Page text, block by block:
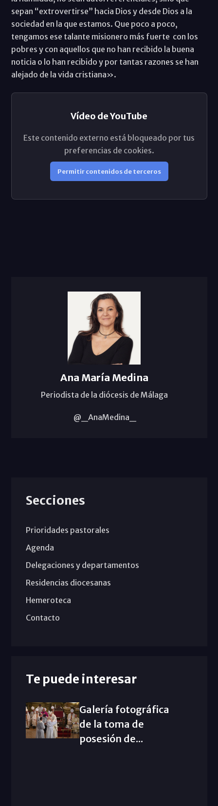
sepan “extrovertirse” hacia Dios y desde Dios a la
sociedad en la que estamos. Que poco a poco,
tengamos ese talante misionero más fuerte con los
pobres y con aquellos que no han recibido la buena
noticia o lo han recibido y por tantas razones se han
alejado de la vida cristiana».
Vídeo de YouTube
Este contenido externo está bloqueado por tus
preferencias de cookies.
Permitir contenidos de terceros
Ana María Medina
Periodista de la diócesis de Málaga
@_AnaMedina_
Secciones
Prioridades pastorales
Agenda
Delegaciones y departamentos
Residencias diocesanas
Hemeroteca
Contacto
Te puede interesar
Galería fotográfica
de la toma de
posesión de...